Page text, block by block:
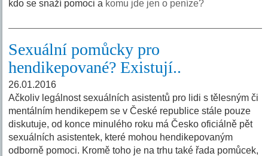
kdo se snaží pomoci a komu jde jen o peníze?
Sexuální pomůcky pro
hendikepované? Existují..
26.01.2016
Ačkoliv legálnost sexuálních asistentů pro lidi s tělesným či
mentálním hendikepem se v České republice stále pouze
diskutuje, od konce minulého roku má Česko oficiálně pět
sexuálních asistentek, které mohou hendikepovaným
odborně pomoci. Kromě toho je na trhu také řada pomůcek,